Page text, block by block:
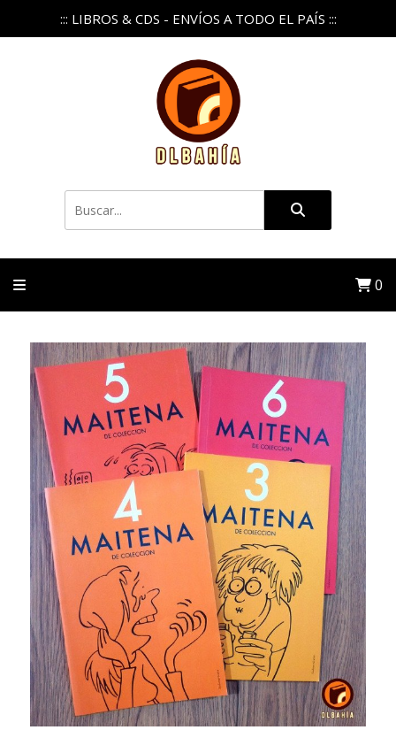
::: LIBROS & CDS - ENVÍOS A TODO EL PAÍS :::
0